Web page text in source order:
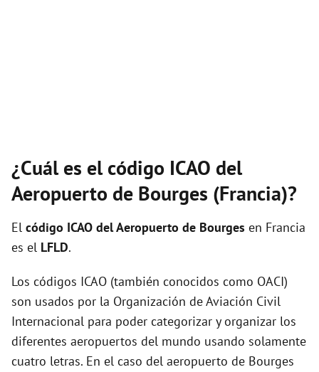
¿Cuál es el código ICAO del
Aeropuerto de Bourges (Francia)?
El código ICAO delAeropuerto de Bourges en Francia
es el LFLD.
Los códigos ICAO (también conocidos como OACI)
son usados por la Organización de Aviación Civil
Internacional para poder categorizar y organizar los
diferentes aeropuertos del mundo usando solamente
cuatro letras. En el caso del aeropuerto de Bourges